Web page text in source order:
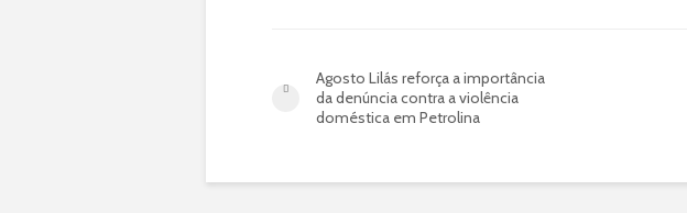
Agosto Lilás reforça a importância
da denúncia contra a violência
doméstica em Petrolina